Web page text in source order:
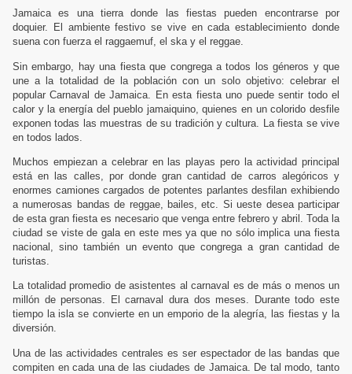
Jamaica es una tierra donde las fiestas pueden encontrarse por
doquier. El ambiente festivo se vive en cada establecimiento donde
suena con fuerza el raggaemuf, el ska y el reggae.
Sin embargo, hay una fiesta que congrega a todos los géneros y que
une a la totalidad de la población con un solo objetivo: celebrar el
popular Carnaval de Jamaica. En esta fiesta uno puede sentir todo el
calor y la energía del pueblo jamaiquino, quienes en un colorido desfile
exponen todas las muestras de su tradición y cultura. La fiesta se vive
en todos lados.
Muchos empiezan a celebrar en las playas pero la actividad principal
está en las calles, por donde gran cantidad de carros alegóricos y
enormes camiones cargados de potentes parlantes desfilan exhibiendo
a numerosas bandas de reggae, bailes, etc. Si ueste desea participar
de esta gran fiesta es necesario que venga entre febrero y abril. Toda la
ciudad se viste de gala en este mes ya que no sólo implica una fiesta
nacional, sino también un evento que congrega a gran cantidad de
turistas.
La totalidad promedio de asistentes al carnaval es de más o menos un
millón de personas. El carnaval dura dos meses. Durante todo este
tiempo la isla se convierte en un emporio de la alegría, las fiestas y la
diversión.
Una de las actividades centrales es ser espectador de las bandas que
compiten en cada una de las ciudades de Jamaica. De tal modo, tanto